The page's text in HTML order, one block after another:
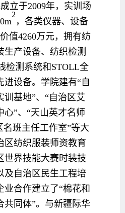
立于2009年，实训场
2
，各类仪器、设备
值4260万元，拥有纺
生产设备、纺织检测
检测系统和STOLL全
进设备。学院建有“自
训基地”、“自治区艾
心”、“天山英才名师
名班主任工作室”等大
区纺织服装师资教育
世界技能大赛时装技
及自治区民生工程培
业合作建立了“棉花和
共同体”。与新疆际华